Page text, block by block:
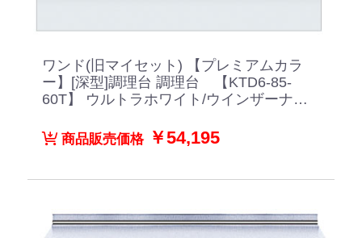
ワンド(旧マイセット) 【プレミアムカラ
ー】[深型]調理台 調理台 【KTD6-85-
60T】 ウルトラホワイト/ウインザーナッ
ックストーン
商品販売価格￥54,195